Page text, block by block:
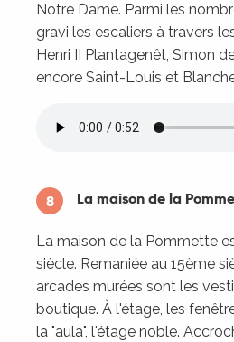
Notre Dame. Parmi les
gravi les escaliers à travers
Henri II Plantagenêt, Simon
encore Saint-Louis et
8 La maison de la
La maison de la Pommette
siècle. Remaniée au 15ème
arcades murées sont les
boutique. À l'étage, les
la "aula", l'étage noble.